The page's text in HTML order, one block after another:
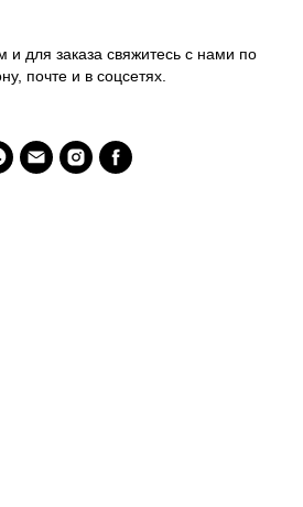
для заказа свяжитесь с нами по
почте и в соцсетях.